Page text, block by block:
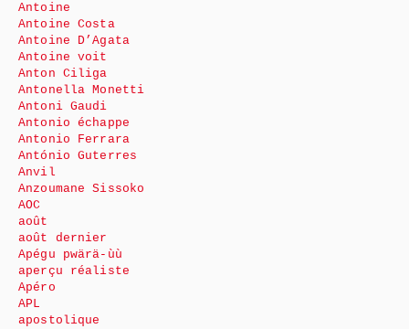
Antoine
Antoine Costa
Antoine D’Agata
Antoine voit
Anton Ciliga
Antonella Monetti
Antoni Gaudi
Antonio échappe
Antonio Ferrara
António Guterres
Anvil
Anzoumane Sissoko
AOC
août
août dernier
Apégu pwärä-ùù
aperçu réaliste
Apéro
APL
apostolique